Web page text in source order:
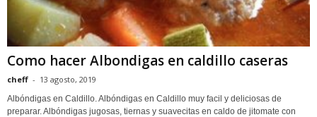
Como hacer Albondigas en caldillo caseras
cheff - 13 agosto, 2019
Albóndigas en Caldillo. Albóndigas en Caldillo muy facil y deliciosas de
preparar. Albóndigas jugosas, tiernas y suavecitas en caldo de jitomate con